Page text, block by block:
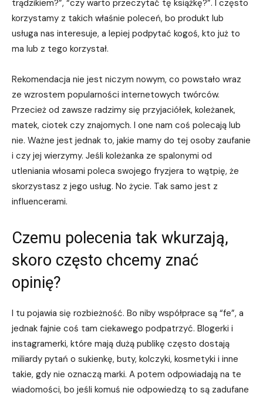
trądzikiem?”, “czy warto przeczytać tę książkę?”. I często
korzystamy z takich właśnie poleceń, bo produkt lub
usługa nas interesuje, a lepiej podpytać kogoś, kto już to
ma lub z tego korzystał.
Rekomendacja nie jest niczym nowym, co powstało wraz
ze wzrostem popularności internetowych twórców.
Przecież od zawsze radzimy się przyjaciółek, koleżanek,
matek, ciotek czy znajomych. I one nam coś polecają lub
nie. Ważne jest jednak to, jakie mamy do tej osoby zaufanie
i czy jej wierzymy. Jeśli koleżanka ze spalonymi od
utleniania włosami poleca swojego fryzjera to wątpię, że
skorzystasz z jego usług. No życie. Tak samo jest z
influencerami.
Czemu polecenia tak wkurzają,
skoro często chcemy znać
opinię?
I tu pojawia się rozbieżność. Bo niby współprace są “fe”, a
jednak fajnie coś tam ciekawego podpatrzyć. Blogerki i
instagramerki, które mają dużą publikę często dostają
miliardy pytań o sukienkę, buty, kolczyki, kosmetyki i inne
takie, gdy nie oznaczą marki. A potem odpowiadają na te
wiadomości, bo jeśli komuś nie odpowiedzą to są zadufane